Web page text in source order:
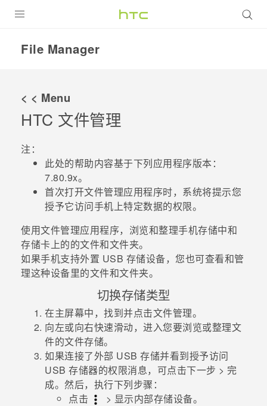
VIVERSE
支持帮助
在线客服
File Manager
< < Menu
HTC 文件管理
注：
此处的帮助内容基于下列应用程序版本：
7.80.9x。
首次打开文件管理应用程序时，系统将提示您
授予它访问手机上特定数据的权限。
使用文件管理应用程序，浏览和整理手机存储中和
存储卡上的的文件和文件夹。
如果手机支持外置 USB 存储设备，您也可查看和管
理这种设备里的文件和文件夹。
切换存储类型
在主屏幕中，找到并点击文件管理。
向左或向右快速滑动，进入您要浏览或整理文
件的文件存储。
如果连接了外部 USB 存储并看到授予访问
USB 存储器的权限消息，可点击下一步 > 完
成。然后，执行下列步骤：
点击
> 显示内部存储设备。